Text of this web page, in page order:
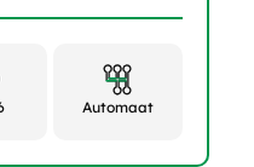
Automaat